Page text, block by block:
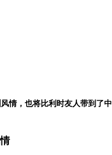
情，也将比利时友人带到了